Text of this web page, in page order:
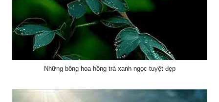
Những bông hoa hồng trà xanh ngọc tuyệt đẹp